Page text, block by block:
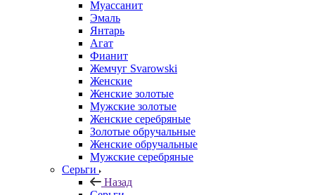
Муассанит
Эмаль
Янтарь
Агат
Фианит
Жемчуг Svarowski
Женские
Женские золотые
Мужские золотые
Женские серебряные
Золотые обручальные
Женские обручальные
Мужские серебряные
Серьги
Назад